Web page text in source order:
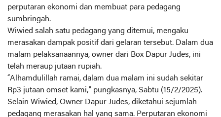
perputaran ekonomi dan membuat para pedagang
sumbringah.
Wiwied salah satu pedagang yang ditemui, mengaku
merasakan dampak positif dari gelaran tersebut. Dalam dua
malam pelaksanaannya, owner dari Box Dapur Judes, ini
telah meraup jutaan rupiah.
“Alhamdulillah ramai, dalam dua malam ini sudah sekitar
Rp3 jutaan omset kami,” pungkasnya, Sabtu (15/2/2025).
Selain Wiwied, Owner Dapur Judes, diketahui sejumlah
pedagang merasakan hal yang sama. Perputaran ekonomi